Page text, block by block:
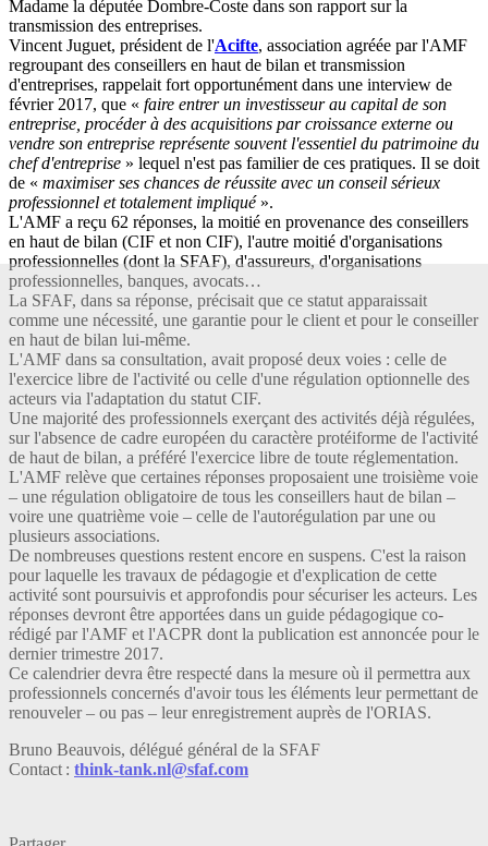
Madame la députée Dombre-Coste dans son rapport sur la
transmission des entreprises.
Vincent Juguet, président de l'Acifte, association agréée par l'AMF
regroupant des conseillers en haut de bilan et transmission
d'entreprises, rappelait fort opportunément dans une interview de
février 2017, que « faire entrer un investisseur au capital de son
entreprise, procéder à des acquisitions par croissance externe ou
vendre son entreprise représente souvent l'essentiel du patrimoine du
chef d'entreprise » lequel n'est pas familier de ces pratiques. Il se doit
de « maximiser ses chances de réussite avec un conseil sérieux
professionnel et totalement impliqué».
L'AMF a reçu 62 réponses, la moitié en provenance des conseillers
en haut de bilan (CIF et non CIF), l'autre moitié d'organisations
professionnelles (dont la SFAF), d'assureurs, d'organisations
professionnelles, banques, avocats…
La SFAF, dans sa réponse, précisait que ce statut apparaissait
comme une nécessité, une garantie pour le client et pour le conseiller
en haut de bilan lui-même.
L'AMF dans sa consultation, avait proposé deux voies : celle de
l'exercice libre de l'activité ou celle d'une régulation optionnelle des
acteurs via l'adaptation du statut CIF.
Une majorité des professionnels exerçant des activités déjà régulées,
sur l'absence de cadre européen du caractère protéiforme de l'activité
de haut de bilan, a préféré l'exercice libre de toute réglementation.
L'AMF relève que certaines réponses proposaient une troisième voie
– une régulation obligatoire de tous les conseillers haut de bilan –
voire une quatrième voie – celle de l'autorégulation par une ou
plusieurs associations.
De nombreuses questions restent encore en suspens. C'est la raison
pour laquelle les travaux de pédagogie et d'explication de cette
activité sont poursuivis et approfondis pour sécuriser les acteurs. Les
réponses devront être apportées dans un guide pédagogique co-
rédigé par l'AMF et l'ACPR dont la publication est annoncée pour le
dernier trimestre 2017.
Ce calendrier devra être respecté dans la mesure où il permettra aux
professionnels concernés d'avoir tous les éléments leur permettant de
renouveler – ou pas – leur enregistrement auprès de l'ORIAS.
Bruno Beauvois, délégué général de la SFAF
Contact : think-tank.nl@sfaf.com